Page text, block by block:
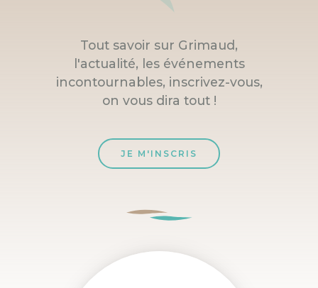
Tout savoir sur Grimaud,
l'actualité, les événements
incontournables, inscrivez-vous,
on vous dira tout !
JE M'INSCRIS